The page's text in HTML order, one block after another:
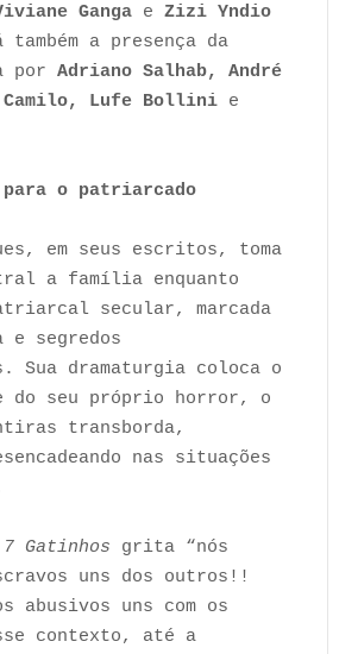
Gangae Zizi Yndio
a presença da
por Adriano Salhab, André
Camilo, Lufe Bollinie
para o patriarcado
em seus escritos, toma
a família enquanto
secular, marcada
segredos
Sua dramaturgia coloca o
do seu próprio horror, o
transborda,
nas situações
7 Gatinhos grita “nós
uns dos outros!!
abusivos uns com os
contexto, até a